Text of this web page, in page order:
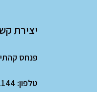
יצירת
פנחס קהתי 5, ירושלים ישראל.
טלפון: